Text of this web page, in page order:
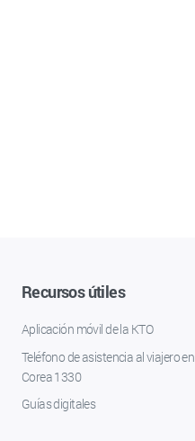
Recursos útiles
Aplicación móvil de la KTO
Teléfono de asistencia al viajero en
Corea 1330
Guías digitales